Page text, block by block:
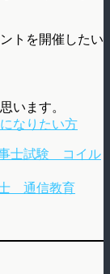
トを開催したい
います。
なりたい方
事士試験 コイル
士 通信教育